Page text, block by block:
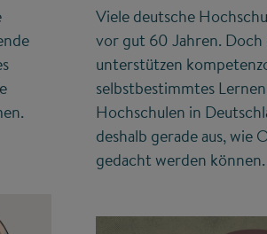
Viele deutsche
vor gut 60 Jahren. Doch
unterstützen
selbstbestimmtes
Hochschulen in
deshalb gerade aus, wie
gedacht werden können.